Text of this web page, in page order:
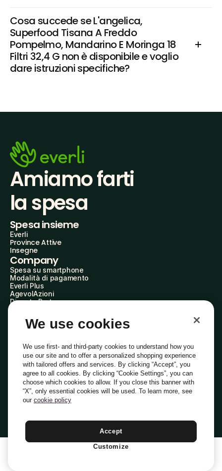
Cosa succede se L'angelica,
Superfood Tisana A Freddo
Pompelmo, Mandarino E Moringa 18
Filtri 32,4 G non è disponibile e voglio
dare istruzioni specifiche?
Amiamo farti
la spesa
Spesa insieme
Everli
Province Attive
Insegne
Company
Spesa su smartphone
Modalità di pagamento
Everli Plus
AgevolAzioni
Diventa Partner
Everli Shoppers
About Us
Everli News
Domande frequenti
Lavora con noi
Diventa Shopper
Investitori
PrivacyCookiePreferenze Cookie
Termini e CondizioniCodice Etico
Indirizzo PEC: everli@pec.it - indirizzo DPO: dpo@everli.com
Italiano
We use cookies
We use first- and third-party cookies to understand how you
use our site and to offer a personalized shopping experience
with tailored offers and services. By clicking “Accept”, you
agree to all cookies. By clicking “Cookie Settings”, you can
choose which cookies to allow. If you close this banner with
“X”, only essential cookies will be used. To learn more, see
our cookie policy
Accept
Customize